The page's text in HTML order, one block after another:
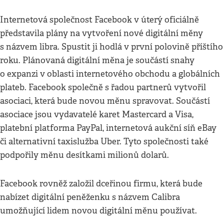
Internetová společnost Facebook v úterý oficiálně
představila plány na vytvoření nové digitální měny
s názvem libra. Spustit ji hodlá v první polovině příštího
roku. Plánovaná digitální měna je součástí snahy
o expanzi v oblasti internetového obchodu a globálních
plateb. Facebook společně s řadou partnerů vytvořil
asociaci, která bude novou měnu spravovat. Součástí
asociace jsou vydavatelé karet Mastercard a Visa,
platební platforma PayPal, internetová aukční síň eBay
či alternativní taxislužba Uber. Tyto společnosti také
podpořily měnu desítkami milionů dolarů.
Facebook rovněž založil dceřinou firmu, která bude
nabízet digitální peněženku s názvem Calibra
umožňující lidem novou digitální měnu používat.